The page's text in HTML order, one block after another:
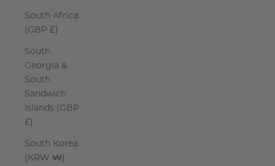
South Africa
(GBP £)
South
Georgia &
South
Sandwich
Islands (GBP
£)
South Korea
(KRW ₩)